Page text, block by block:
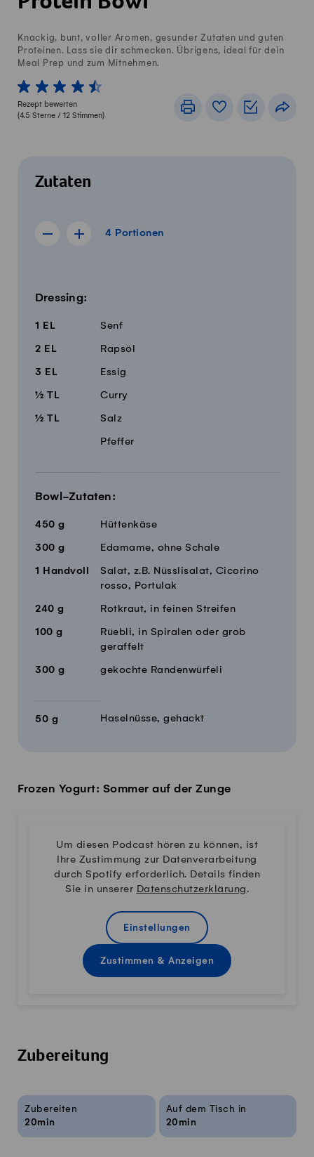
Knackig, bunt, voller Aromen, gesunder Zutaten und guten
Proteinen. Lass sie dir schmecken. Übrigens, ideal für dein
Meal Prep und zum Mitnehmen.
1 von 5 Sterne
2 von 5 Sterne
3 von 5 Sterne
4 von 5 Sterne
5 von 5 Sterne
Rezept bewerten
(4.5 Sterne / 12 Stimmen)
DruckenRezeptbuch
Zutaten
4 Portionen
Rezept für 3 Portionen anzeigen
Rezept für 5 Portionen anzeigen
4 Portionen
Dressing:
1 EL Senf
2 EL Rapsöl
3 EL Essig
½ TL Curry
½ TL Salz
Pfeffer
Bowl-Zutaten:
450 g Hüttenkäse
300 g Edamame, ohne Schale
1 Handvoll
Salat, z.B. Nüsslisalat, Cicorino
rosso, Portulak
240 g Rotkraut, in feinen Streifen
100 g
Rüebli, in Spiralen oder grob
geraffelt
300 g gekochte Randenwürfeli
50 g Haselnüsse, gehackt
Frozen Yogurt: Sommer auf der Zunge
Um diesen Podcast hören zu können, ist
Ihre Zustimmung zur Datenverarbeitung
durch Spotify erforderlich. Details finden
Sie in unserer Datenschutzerklärung.
Einstellungen
Zustimmen & Anzeigen
Zubereitung
Rezeptinfos
Zubereiten
20min
Auf dem Tisch in
20min